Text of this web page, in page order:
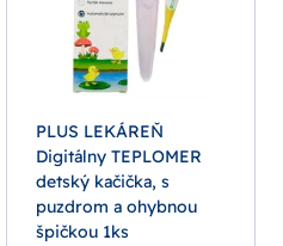
PLUS LEKÁREŇ
Digitálny TEPLOMER
detský kačička, s
puzdrom a ohybnou
špičkou 1ks